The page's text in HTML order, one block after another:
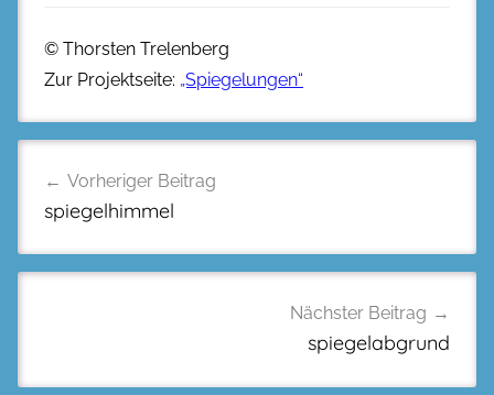
© Thorsten Trelenberg
Zur Projektseite: „Spiegelungen“
Vorheriger Beitrag
spiegelhimmel
Nächster Beitrag
spiegelabgrund